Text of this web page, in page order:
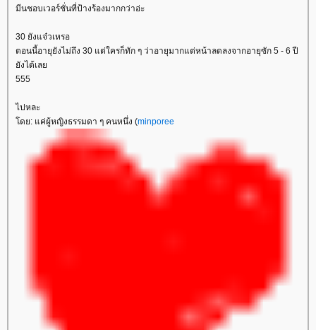
มีนชอบเวอร์ชั่นที่ป้างร้องมากกว่าอ่ะ
30 ยังแจ๋วเหรอ
ตอนนี้อายุยังไม่ถึง 30 แต่ใครก็ทัก ๆ ว่าอายุมากแต่หน้าลดลงจากอายุซัก 5 - 6 ปี
ังได้เล
555
ไปหละ
ดย: แค่ผู้หญิงธรรมดา ๆ คนหนึ่ง (minporee